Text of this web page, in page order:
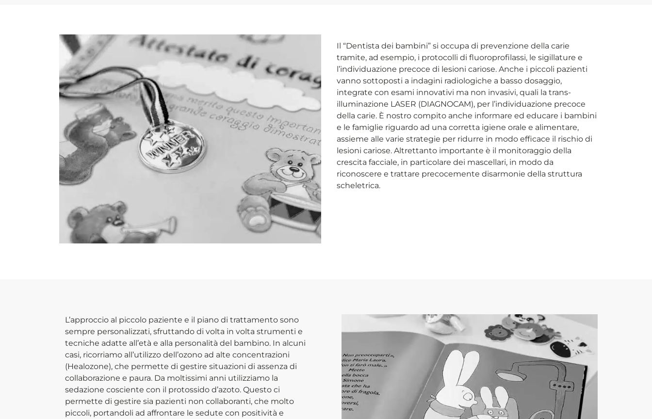
Il “Dentista dei bambini” si occupa di prevenzione della carie
tramite, ad esempio, i protocolli di fluoroprofilassi, le sigillature e
l’individuazione precoce di lesioni cariose. Anche i piccoli pazienti
vanno sottoposti a indagini radiologiche a basso dosaggio,
integrate con esami innovativi ma non invasivi, quali la trans-
illuminazione LASER (DIAGNOCAM), per l’individuazione precoce
della carie. È nostro compito anche informare ed educare i bambini
e le famiglie riguardo ad una corretta igiene orale e alimentare,
assieme alle varie strategie per ridurre in modo efficace il rischio di
lesioni cariose. Altrettanto importante è il monitoraggio della
crescita facciale, in particolare dei mascellari, in modo da
riconoscere e trattare precocemente disarmonie della struttura
scheletrica.
L’approccio al piccolo paziente e il piano di trattamento sono
sempre personalizzati, sfruttando di volta in volta strumenti e
tecniche adatte all’età e alla personalità del bambino. In alcuni
casi, ricorriamo all’utilizzo dell’ozono ad alte concentrazioni
(Healozone), che permette di gestire situazioni di assenza di
collaborazione e paura. Da moltissimi anni utilizziamo la
sedazione cosciente con il protossido d’azoto. Questo ci
permette di gestire sia pazienti non collaboranti, che molto
piccoli, portandoli ad affrontare le sedute con positività e